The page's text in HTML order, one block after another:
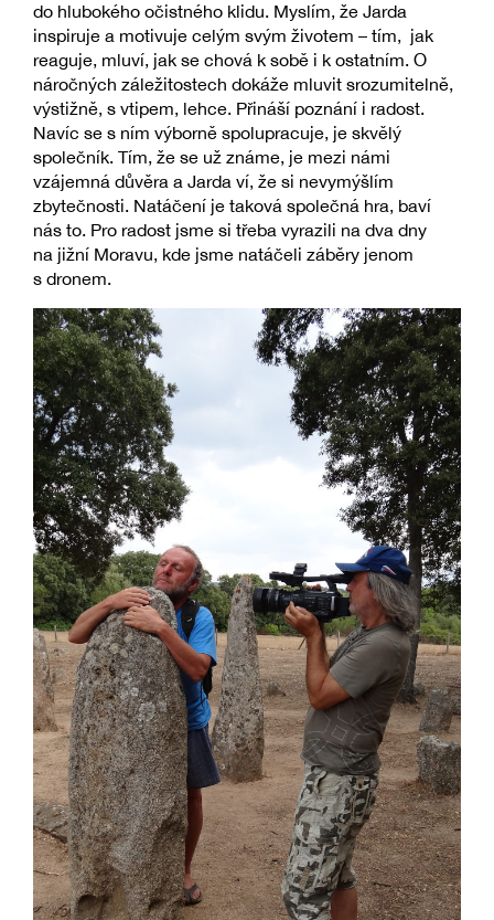
do hlubokého očistného klidu. Myslím, že Jarda
inspiruje a motivuje celým svým životem – tím, jak
reaguje, mluví, jak se chová k sobě i k ostatním. O
náročných záležitostech dokáže mluvit srozumitelně,
výstižně, s vtipem, lehce. Přináší poznání i radost.
Navíc se s ním výborně spolupracuje, je skvělý
společník. Tím, že se už známe, je mezi námi
vzájemná důvěra a Jarda ví, že si nevymýšlím
zbytečnosti. Natáčení je taková společná hra, baví
nás to. Pro radost jsme si třeba vyrazili na dva dny
na jižní Moravu, kde jsme natáčeli záběry jenom
s dronem.